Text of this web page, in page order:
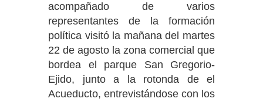
acompañado de varios
representantes de la formación
política visitó la mañana del martes
22 de agosto la zona comercial que
bordea el parque San Gregorio-
Ejido, junto a la rotonda de el
Acueducto, entrevistándose con los